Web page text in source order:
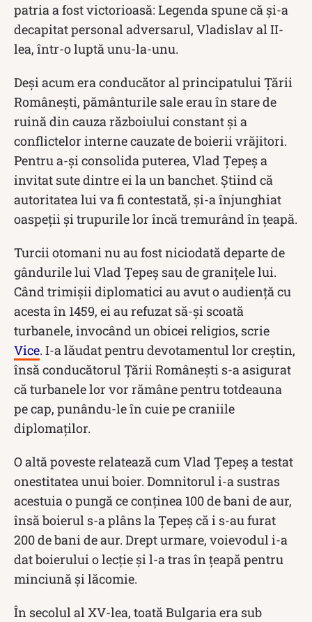
patria a fost victorioasă: Legenda spune că și-a
decapitat personal adversarul, Vladislav al II-
lea, într-o luptă unu-la-unu.
Deși acum era conducător al principatului Țării
Românești, pământurile sale erau în stare de
ruină din cauza războiului constant și a
conflictelor interne cauzate de boierii vrăjitori.
Pentru a-și consolida puterea, Vlad Țepeș a
invitat sute dintre ei la un banchet. Știind că
autoritatea lui va fi contestată, și-a înjunghiat
oaspeții și trupurile lor încă tremurând în țeapă.
Turcii otomani nu au fost niciodată departe de
gândurile lui Vlad Țepeș sau de granițele lui.
Când trimișii diplomatici au avut o audiență cu
acesta în 1459, ei au refuzat să-și scoată
turbanele, invocând un obicei religios, scrie
Vice. I-a lăudat pentru devotamentul lor creștin,
însă conducătorul Țării Românești s-a asigurat
că turbanele lor vor rămâne pentru totdeauna
pe cap, punându-le în cuie pe craniile
diplomaților.
O altă poveste relatează cum Vlad Țepeș a testat
onestitatea unui boier. Domnitorul i-a sustras
acestuia o pungă ce conținea 100 de bani de aur,
însă boierul s-a plâns la Țepeș că i s-au furat
200 de bani de aur. Drept urmare, voievodul i-a
dat boierului o lecție și l-a tras în țeapă pentru
minciună și lăcomie.
În secolul al XV-lea, toată Bulgaria era sub